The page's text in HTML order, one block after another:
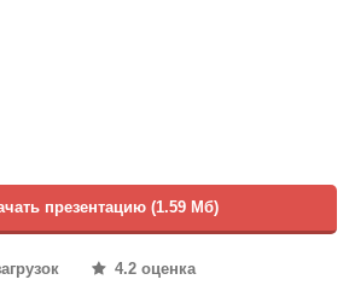
презентацию (1.59 Мб)
4.2 оценка